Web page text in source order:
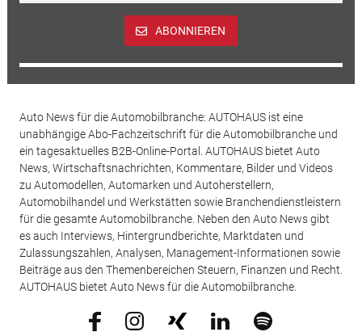
ABONNIEREN
Auto News für die Automobilbranche: AUTOHAUS ist eine
unabhängige Abo-Fachzeitschrift für die Automobilbranche und
ein tagesaktuelles B2B-Online-Portal. AUTOHAUS bietet Auto
News, Wirtschaftsnachrichten, Kommentare, Bilder und Videos
zu Automodellen, Automarken und Autoherstellern,
Automobilhandel und Werkstätten sowie Branchendienstleistern
für die gesamte Automobilbranche. Neben den Auto News gibt
es auch Interviews, Hintergrundberichte, Marktdaten und
Zulassungszahlen, Analysen, Management-Informationen sowie
Beiträge aus den Themenbereichen Steuern, Finanzen und Recht.
AUTOHAUS bietet Auto News für die Automobilbranche.